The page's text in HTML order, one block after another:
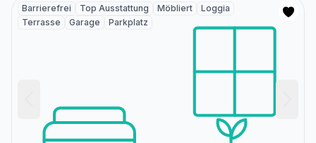
Barrierefrei Top Ausstattung Möbliert
Loggia
Terrasse
Garage Parkplatz